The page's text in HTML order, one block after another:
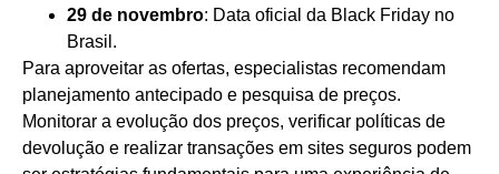
29 de novembro: Data oficial da Black Friday no
Brasil.
Para aproveitar as ofertas, especialistas recomendam
planejamento antecipado e pesquisa de preços.
Monitorar a evolução dos preços, verificar políticas de
devolução e realizar transações em sites seguros podem